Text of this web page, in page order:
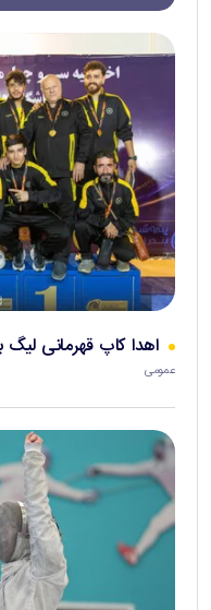
اهدا کاپ قهرمانی
عمومی